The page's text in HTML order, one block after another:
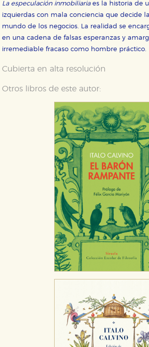
La especulación inmobiliariaes la historia de
izquierdas con mala conciencia que decide
mundo de los negocios. La realidad se
en una cadena de falsas esperanzas y
irremediable fracaso como hombre práctico.
Cubierta en alta resolución
Otros libros de este autor: